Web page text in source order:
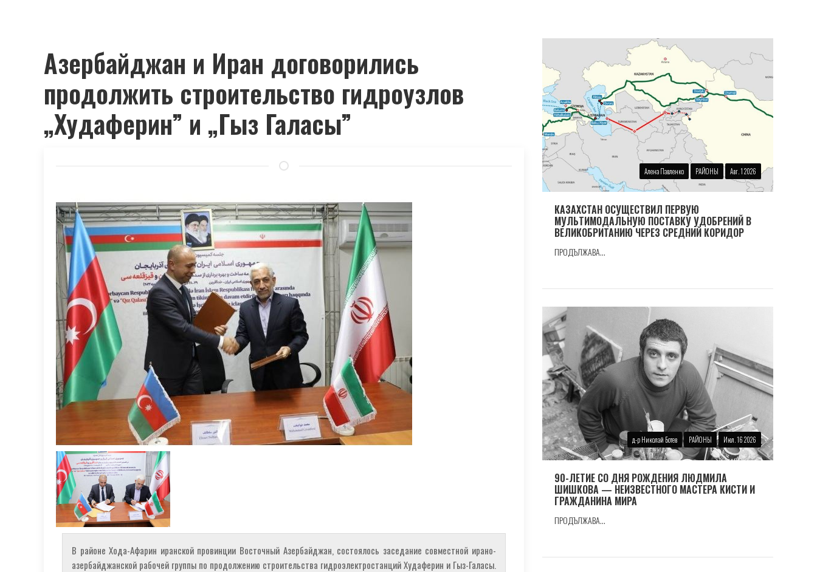
Азербайджан и Иран договорились
продолжить строительство гидроузлов
„Худаферин” и „Гыз Галасы”
В районе Хода-Афарин иранской провинции Восточный Азербайджан, состоялось заседание совместной ирано-
азербайджанской рабочей группы по продолжению строительства гидроэлектростанций Худаферин и Гыз-Галасы.
Алена Павленко РАЙОНЫ Авг. 1 2026
КАЗАХСТАН ОСУЩЕСТВИЛ ПЕРВУЮ
МУЛЬТИМОДАЛЬНУЮ ПОСТАВКУ УДОБРЕНИЙ В
ВЕЛИКОБРИТАНИЮ ЧЕРЕЗ СРЕДНИЙ КОРИДОР
ПРОДЪЛЖАВА...
д-р Николай Ботев РАЙОНЫ Июл. 16 2026
90-ЛЕТИЕ СО ДНЯ РОЖДЕНИЯ ЛЮДМИЛА
ШИШКОВА — НЕИЗВЕСТНОГО МАСТЕРА КИСТИ И
ГРАЖДАНИНА МИРА
ПРОДЪЛЖАВА...